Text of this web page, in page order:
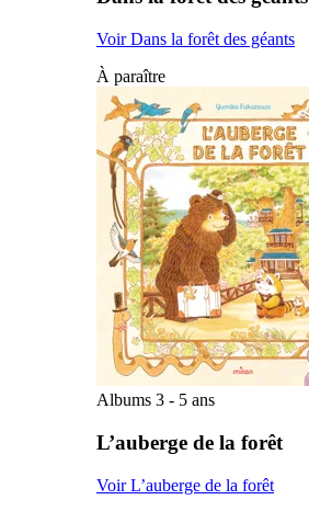
Voir Dans la forêt des géants
À paraître
Albums 3 - 5 ans
L’auberge de la forêt
Voir L’auberge de la forêt